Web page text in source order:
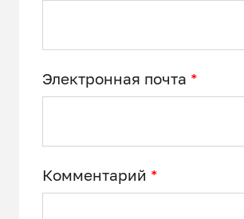
Электронная почта *
Комментарий *